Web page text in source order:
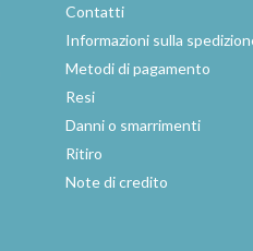
Contatti
Informazioni sulla
Metodi di pagamento
Resi
Danni o smarrimenti
Ritiro
Note di credito